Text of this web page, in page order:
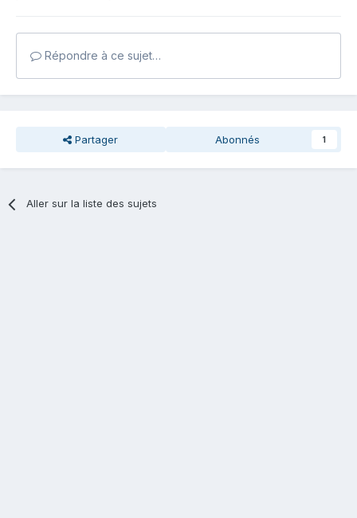
Répondre à ce sujet…
Partager Abonnés 1
Aller sur la liste des sujets